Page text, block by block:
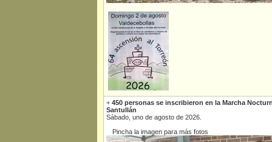
+ 450 personas se inscribieron en la Marcha
Santullán
Sábado, uno de agosto de 2026.
Pincha la imagen para más fotos